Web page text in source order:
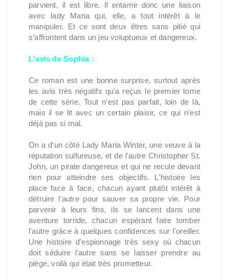
parvient, il est libre. Il entame donc une liaison
avec lady Maria qui, elle, a tout intérêt à le
manipuler. Et ce sont deux êtres sans pitié qui
s’affrontent dans un jeu voluptueux et dangereux.
L'avis de Sophia :
Ce roman est une bonne surprise, surtout après
les avis très négatifs qu'a reçus le premier tome
de cette série. Tout n'est pas parfait, loin de là,
mais il se lit avec un certain plaisir, ce qui n'est
déjà pas si mal.
On a d'un côté Lady Maria Winter, une veuve à la
réputation sulfureuse, et de l'autre Christopher St.
John, un pirate dangereux et qui ne recule devant
rien pour atteindre ses objectifs. L'histoire les
place face à face, chacun ayant plutôt intérêt à
détruire l'autre pour sauver sa propre vie. Pour
parvenir à leurs fins, ils se lancent dans une
aventure torride, chacun espérant faire tomber
l'autre grâce à quelques confidences sur l'oreiller.
Une histoire d'espionnage très sexy où chacun
doit séduire l'autre sans se laisser prendre au
piège, voilà qui était très prometteur.